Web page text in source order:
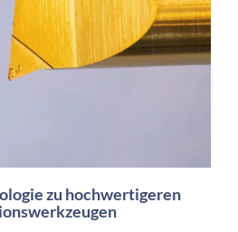
zu hochwertigeren